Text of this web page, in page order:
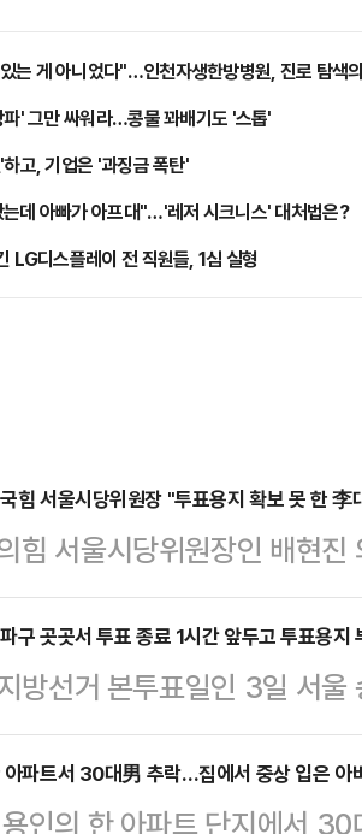
는 게 아니었다"…인천자생한방병원, 진로 탐색
' 그만 싸워라…콩물 꽈배기도 '스톱'
고, 기업은 '과징금 폭탄'
데 아빠가 아프대"…'레저 시크니스' 대처법은?
LG디스플레이 전 직원들, 1심 실형
힘 서울시당위원장 "투표용지 확보 못 한 李
힘 서울시당위원장인 배현
사태와 관련해 "선거 개입
대통령으로서 사죄하고, 중
야 한다"고 밝혔다.배현진
앙선관위는 이 사건 대해 갑
치 아무 일도 아닌 듯한 입장
구 곳곳서 투표 종료 1시간 앞두고 투표용
방선거 본투표일인 3일 서울
간여 앞둔 오후 5시쯤부터
중앙선관위는 투표용지 부
아파트서 30대男 추락…집에서 중상 입은 아
인의 한 아파트 단지에서